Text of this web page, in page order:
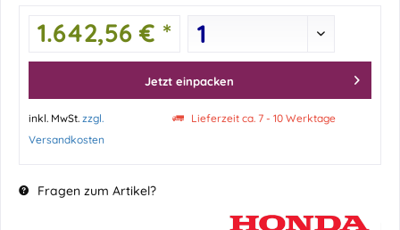
1.642,56 € *
Jetzt einpacken
inkl. MwSt. zzgl.
Versandkosten
Lieferzeit ca. 7 - 10 Werktage
Fragen zum Artikel?